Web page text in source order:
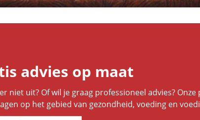
advies op maat
niet uit? Of wil je graag professioneel advies?
op het gebied van gezondheid, voeding en